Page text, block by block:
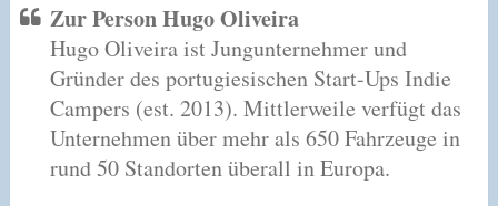
Zur Person Hugo Oliveira
Hugo Oliveira ist Jungunternehmer und
Gründer des portugiesischen Start-Ups Indie
Campers (est. 2013). Mittlerweile verfügt das
Unternehmen über mehr als 650 Fahrzeuge in
rund 50 Standorten überall in Europa.